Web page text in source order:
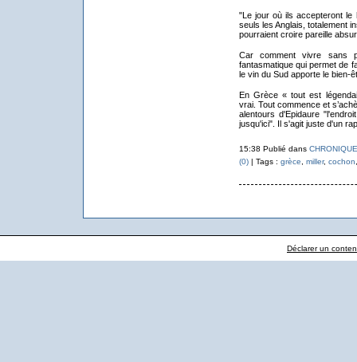
"Le jour où ils accepteront
seuls les Anglais, totalement
pourraient croire pareille
Car comment vivre sans
fantasmatique qui permet de
le vin du Sud apporte le bien-
En Grèce « tout est
vrai. Tout commence et
alentours d'Epidaure
jusqu'ici". Il s'agit juste d'un
15:38 Publié dans
(0)| Tags : grèce miller, cochon
Déclarer un